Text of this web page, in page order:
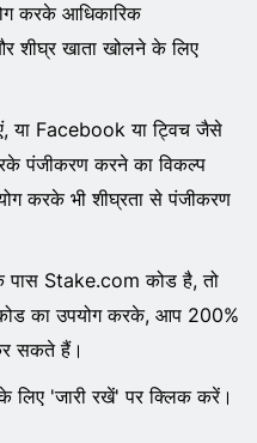
करके आधिकारिक
शीघ्र खाता खोलने के लिए
या Facebook या ट्विच जैसे
पंजीकरण करने का विकल्प
करके भी शीघ्रता से पंजीकरण
Stake.com कोड है, तो
का उपयोग करके, आप 200%
सकते हैं।
लिए 'जारी रखें' पर क्लिक करें।